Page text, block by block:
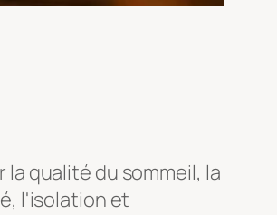
qualité du sommeil, la
l'isolation et